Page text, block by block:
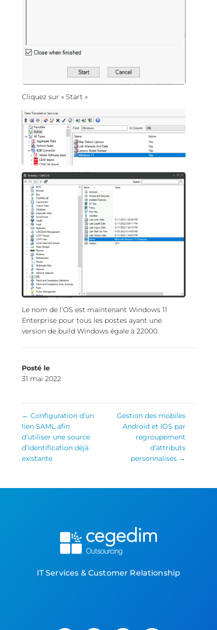
Cliquez sur « Start »
Le nom de l’OS est maintenant Windows 11
Enterprise pour tous les postes ayant une
version de build Windows égale à 22000.
Posté le
31 mai 2022
← Configuration d’un
lien SAML afin
d’utiliser une source
d’identification déjà
existante
Gestion des mobiles
Android et IOS par
regroupement
d’attributs
personnalisés →
IT Services & Customer Relationship